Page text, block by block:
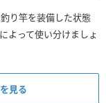
り竿を装備した状態
よって使い分けましょ
見る